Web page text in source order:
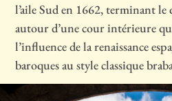
l’aile Sud en 1662, terminant
autour d’une cour intérieure
l’influence de la renaissance
baroques au style classique